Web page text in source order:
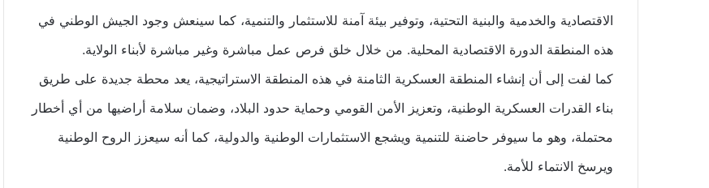
الاقتصادية والخدمية والبنية التحتية، وتوفير بيئة آمنة للاستثمار والتنمية، كما سينعش وجود الجيش الوطني في
هذه المنطقة الدورة الاقتصادية المحلية. من خلال خلق فرص عمل مباشرة وغير مباشرة لأبناء الولاية.
كما لفت إلى أن إنشاء المنطقة العسكرية الثامنة في هذه المنطقة الاستراتيجية، يعد محطة جديدة على طريق
بناء القدرات العسكرية الوطنية، وتعزيز الأمن القومي وحماية حدود البلاد، وضمان سلامة أراضيها من أي أخطار
محتملة، وهو ما سيوفر حاضنة للتنمية ويشجع الاستثمارات الوطنية والدولية، كما أنه سيعزز الروح الوطنية
ويرسخ الانتماء للأمة.